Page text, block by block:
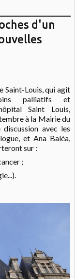
d'un
Saint-Louis, qui agit
palliatifs et
Saint Louis,
à la Mairie du
avec les
et Ana Baléa,
sur :
;